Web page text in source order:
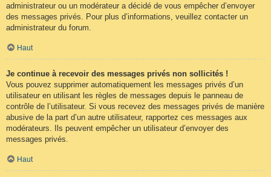
administrateur ou un modérateur a décidé de vous empêcher d’envoyer
des messages privés. Pour plus d’informations, veuillez contacter un
administrateur du forum.
Haut
Je continue à recevoir des messages privés non sollicités !
Vous pouvez supprimer automatiquement les messages privés d’un
utilisateur en utilisant les règles de messages depuis le panneau de
contrôle de l’utilisateur. Si vous recevez des messages privés de manière
abusive de la part d’un autre utilisateur, rapportez ces messages aux
modérateurs. Ils peuvent empêcher un utilisateur d’envoyer des
messages privés.
Haut